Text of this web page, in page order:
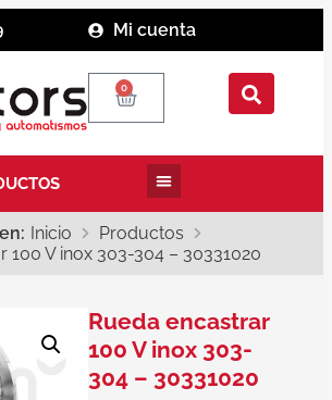
Mi cuenta
0
Inicio
Productos
100 V inox 303-304 – 30331020
Rueda encastrar
100 V inox 303-
304 – 30331020